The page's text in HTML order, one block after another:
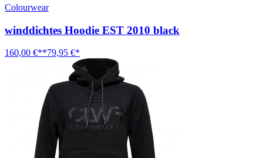
Colourwear
winddichtes Hoodie EST 2010 black
160,00 €**79,95 €*